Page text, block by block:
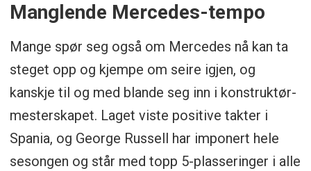
Manglende Mercedes-tempo
Mange spør seg også om Mercedes nå kan ta
steget opp og kjempe om seire igjen, og
kanskje til og med blande seg inn i konstruktør-
mesterskapet. Laget viste positive takter i
Spania, og George Russell har imponert hele
sesongen og står med topp 5-plasseringer i alle